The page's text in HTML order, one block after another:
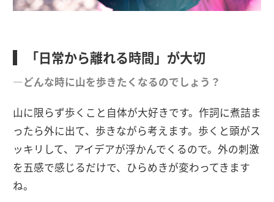
「日常から離れる時間」が大切
―どんな時に山を歩きたくなるのでしょう？
山に限らず歩くこと自体が大好きです。作詞に煮詰ま
ったら外に出て、歩きながら考えます。歩くと頭がス
ッキリして、アイデアが浮かんでくるので。外の刺激
を五感で感じるだけで、ひらめきが変わってきます
ね。